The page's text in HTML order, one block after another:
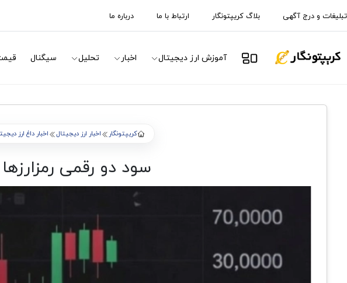
تبلیغات و درج آگهی بلاگ کریپتونگار ارتباط با ما درباره ما
آموزش ارز دیجیتال اخبار تحلیل سیگنال
کریپتونگار اخبار ارز دیجیتال اخبار داغ ارز
سود دو رقمی